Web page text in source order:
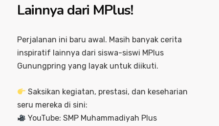
Lainnya dari MPlus!
Perjalanan ini baru awal. Masih banyak cerita
inspiratif lainnya dari siswa-siswi MPlus
Gunungpring yang layak untuk diikuti.
Saksikan kegiatan, prestasi, dan keseharian
seru mereka di sini:
YouTube: SMP Muhammadiyah Plus